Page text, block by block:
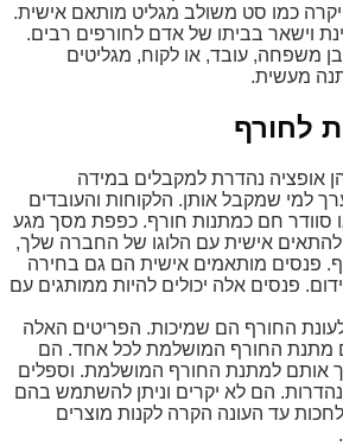
כמו סט משולב מגליט מותאם אישית.
וישאר בביתו של אדם לחורפים רבים.
משפחה, עובד, או לקוח, מגליטים
מעשית.
לחורף
אופציה נהדרת למקבלים במידה
למי שמקבל אותן. הלקוחות והעובדים
או סוודר חם כמתנות חורף. כפפת מסך מגע
אישית עם הלוגו של החברה שלך,
פנסים מותאמים אישית הם גם בחירה
פנסים אלה יכולים להיות ממותגים עם
החורף הם שמיכות. הפריטים האלה
מתנת החורף המושלמת לכל אחד. הם
אותם למתנת החורף המושלמת. וספלים
הם לא יקרים וניתן להשתמש בהם
עד העונה הקרה לקנות מוצרים